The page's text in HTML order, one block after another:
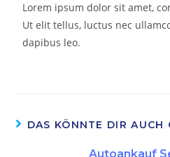
Lorem ipsum dolor sit amet,
Ut elit tellus, luctus nec
dapibus leo.
DAS KÖNNTE DIR AUCH
Autoankauf